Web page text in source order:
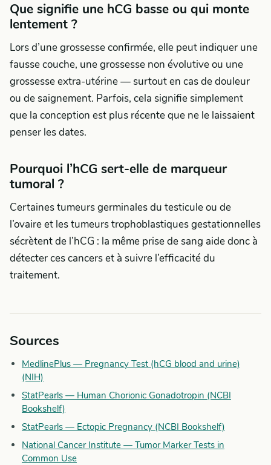
Que signifie une hCG basse ou qui monte
lentement ?
Lors d’une grossesse confirmée, elle peut indiquer une
fausse couche, une grossesse non évolutive ou une
grossesse extra-utérine — surtout en cas de douleur
ou de saignement. Parfois, cela signifie simplement
que la conception est plus récente que ne le laissaient
penser les dates.
Pourquoi l’hCG sert-elle de marqueur
tumoral ?
Certaines tumeurs germinales du testicule ou de
l’ovaire et les tumeurs trophoblastiques gestationnelles
sécrètent de l’hCG : la même prise de sang aide donc à
détecter ces cancers et à suivre l’efficacité du
traitement.
Sources
MedlinePlus — Pregnancy Test (hCG blood and urine)
(NIH)
StatPearls — Human Chorionic Gonadotropin (NCBI
Bookshelf)
StatPearls — Ectopic Pregnancy (NCBI Bookshelf)
National Cancer Institute — Tumor Marker Tests in
Common Use